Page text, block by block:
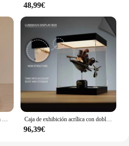
48,99€
Caja de exhibición acrílica con doble luz LED, caja de almacenamiento para figura de acción de Anime, modelo de muñeca, organizador, colección de exhibición, cubierta antipolvo
96,39€